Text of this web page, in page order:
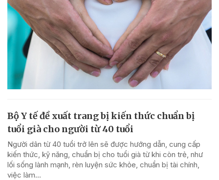
Bộ Y tế đề xuất trang bị kiến thức chuẩn bị
tuổi già cho người từ 40 tuổi
Người dân từ 40 tuổi trở lên sẽ được hướng dẫn, cung cấp
kiến thức, kỹ năng, chuẩn bị cho tuổi già từ khi còn trẻ, như
lối sống lành mạnh, rèn luyện sức khỏe, chuẩn bị tài chính,
việc làm...